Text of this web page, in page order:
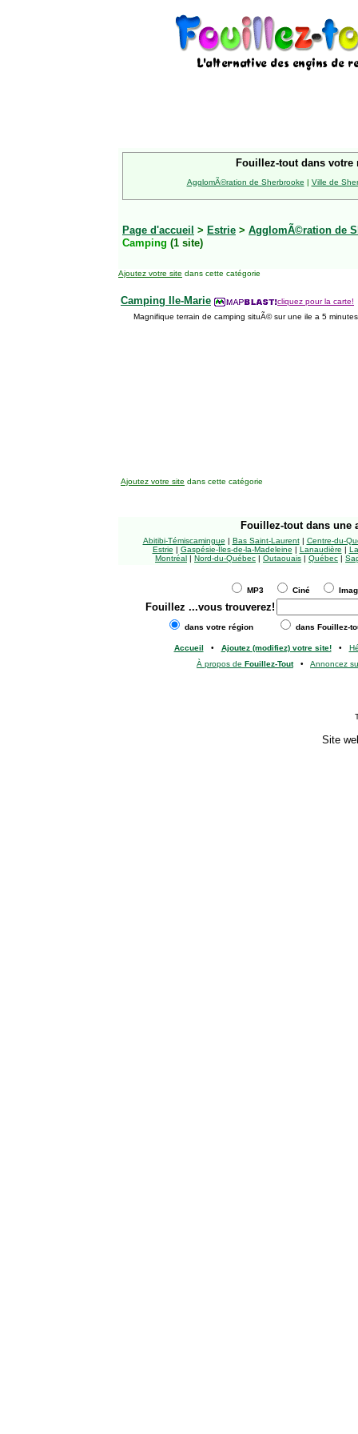
Fouillez-tout dans votre
AgglomÃ©ration de Sherbrooke | Ville de
Page d'accueil > Estrie > AgglomÃ©ration de
Camping (1 site)
Ajoutez votre site dans cette catégorie
Camping Ile-Marie
cliquez pour la carte!
Magnifique terrain de camping situÃ© sur une ile a 5
Ajoutez votre site dans cette catégorie
Fouillez-tout dans une
Abitibi-Témiscamingue | Bas Saint-Laurent| Centre-du-
Estrie | Gaspésie-Îles-de-la-Madeleine | Lanaudière |
Montréal | Nord-du-Québec | Outaouais | Québec |
MP3 Ciné
Fouillez ...vous trouverez!
dans votre région dans Fouillez-
Accueil • Ajoutez (modifiez) votre site!•
À propos de Fouillez-Tout• Annoncez
Site